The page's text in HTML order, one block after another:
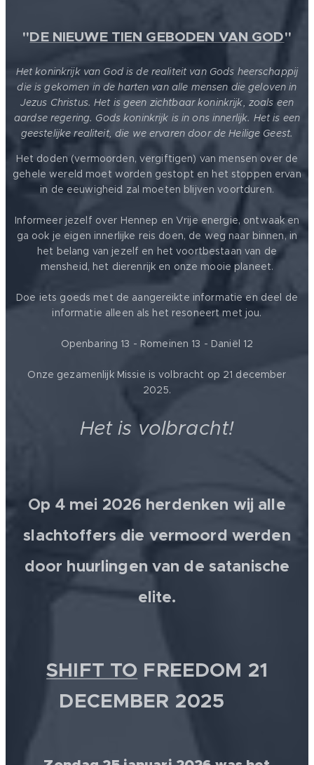
"DE NIEUWE TIEN GEBODEN VAN GOD"
Het koninkrijk van God is de realiteit van Gods heerschappij
die is gekomen in de harten van alle mensen die geloven in
Jezus Christus. Het is geen zichtbaar koninkrijk, zoals een
aardse regering. Gods koninkrijk is in ons innerlijk. Het is een
geestelijke realiteit, die we ervaren door de Heilige Geest.
Het doden (vermoorden, vergiftigen) van mensen over de
gehele wereld moet worden gestopt en het stoppen ervan
in de eeuwigheid zal moeten blijven voortduren.
Informeer jezelf over Hennep en Vrije energie, ontwaak en
ga ook je eigen innerlijke reis doen, de weg naar binnen, in
het belang van jezelf en het voortbestaan van de
mensheid, het dierenrijk en onze mooie planeet.
Doe iets goeds met de aangereikte informatie en deel de
informatie alleen als het resoneert met jou.
Openbaring 13 - Romeinen 13 - Daniël 12
Onze gezamenlijk Missie is volbracht op 21 december
2025.
Het is volbracht!
Op 4 mei 2026 herdenken wij alle
slachtoffers die vermoord werden
door huurlingen van de satanische
elite.
SHIFT TO FREEDOM 21
DECEMBER 2025 💫